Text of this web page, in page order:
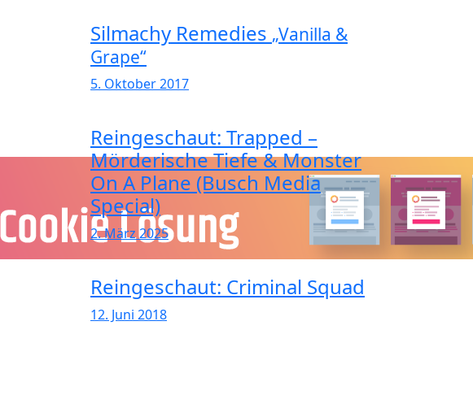
Silmachy Remedies „Vanilla &
Grape“
5. Oktober 2017
Reingeschaut: Trapped –
Mörderische Tiefe & Monster
On A Plane (Busch Media
Special)
2. März 2025
Reingeschaut: Criminal Squad
12. Juni 2018